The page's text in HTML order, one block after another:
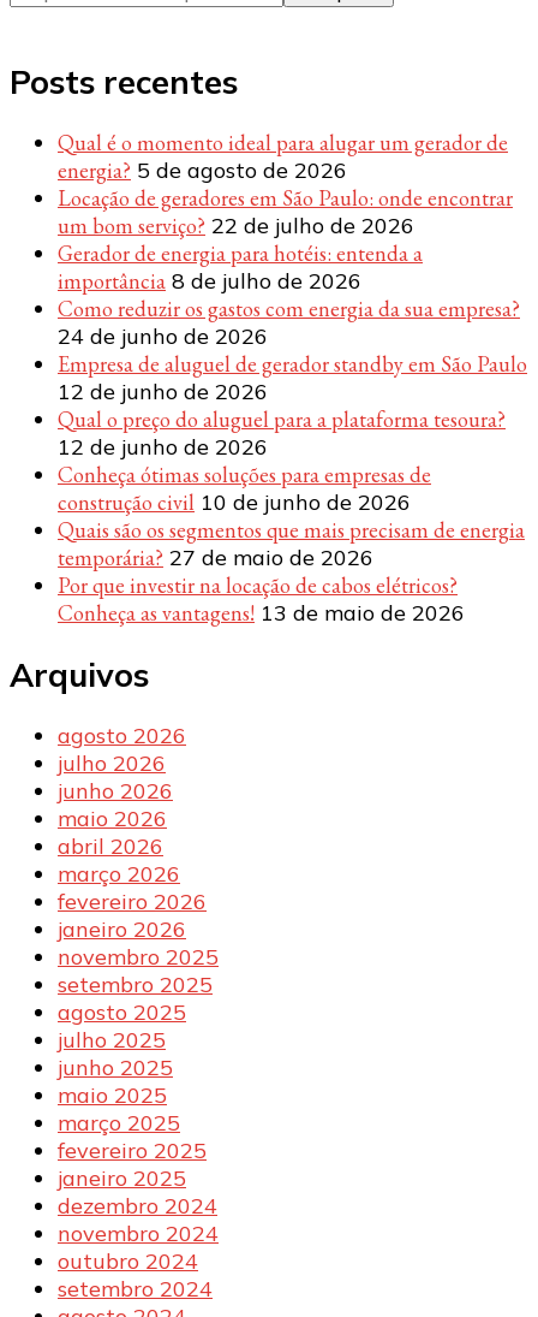
Posts recentes
Qual é o momento ideal para alugar um gerador de
energia? 5 de agosto de 2026
Locação de geradores em São Paulo: onde encontrar
um bom serviço? 22 de julho de 2026
Gerador de energia para hotéis: entenda a
importância 8 de julho de 2026
Como reduzir os gastos com energia da sua empresa?
24 de junho de 2026
Empresa de aluguel de gerador standby em São Paulo
12 de junho de 2026
Qual o preço do aluguel para a plataforma tesoura?
12 de junho de 2026
Conheça ótimas soluções para empresas de
construção civil 10 de junho de 2026
Quais são os segmentos que mais precisam de energia
temporária? 27 de maio de 2026
Por que investir na locação de cabos elétricos?
Conheça as vantagens! 13 de maio de 2026
Arquivos
agosto 2026
julho 2026
junho 2026
maio 2026
abril 2026
março 2026
fevereiro 2026
janeiro 2026
novembro 2025
setembro 2025
agosto 2025
julho 2025
junho 2025
maio 2025
março 2025
fevereiro 2025
janeiro 2025
dezembro 2024
novembro 2024
outubro 2024
setembro 2024